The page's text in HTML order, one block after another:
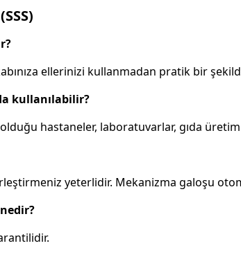
ellerinizi kullanmadan pratik bir
kullanılabilir?
hastaneler, laboratuvarlar, gıda
yeterlidir. Mekanizma galoşu